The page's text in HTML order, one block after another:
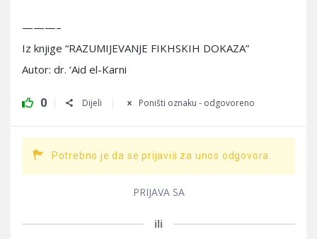
———–
Iz knjige “RAZUMIJEVANJE FIKHSKIH DOKAZA”
Autor: dr. ‘Aid el-Karni
0 Dijeli Poništi oznaku - odgovoreno
Potrebno je da se prijaviš za unos odgovora.
PRIJAVA SA
ili